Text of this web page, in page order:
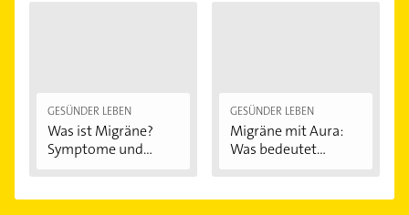
GESÜNDER LEBEN
Was ist Migräne?
Symptome und...
GESÜNDER LEBEN
Migräne mit Aura:
Was bedeutet...